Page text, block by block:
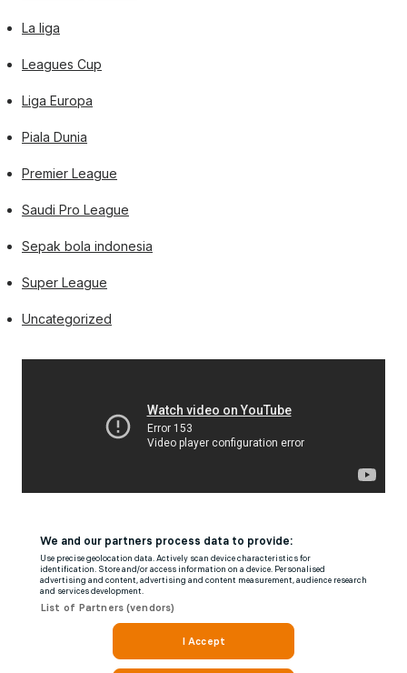
La liga
Leagues Cup
Liga Europa
Piala Dunia
Premier League
Saudi Pro League
Sepak bola indonesia
Super League
Uncategorized